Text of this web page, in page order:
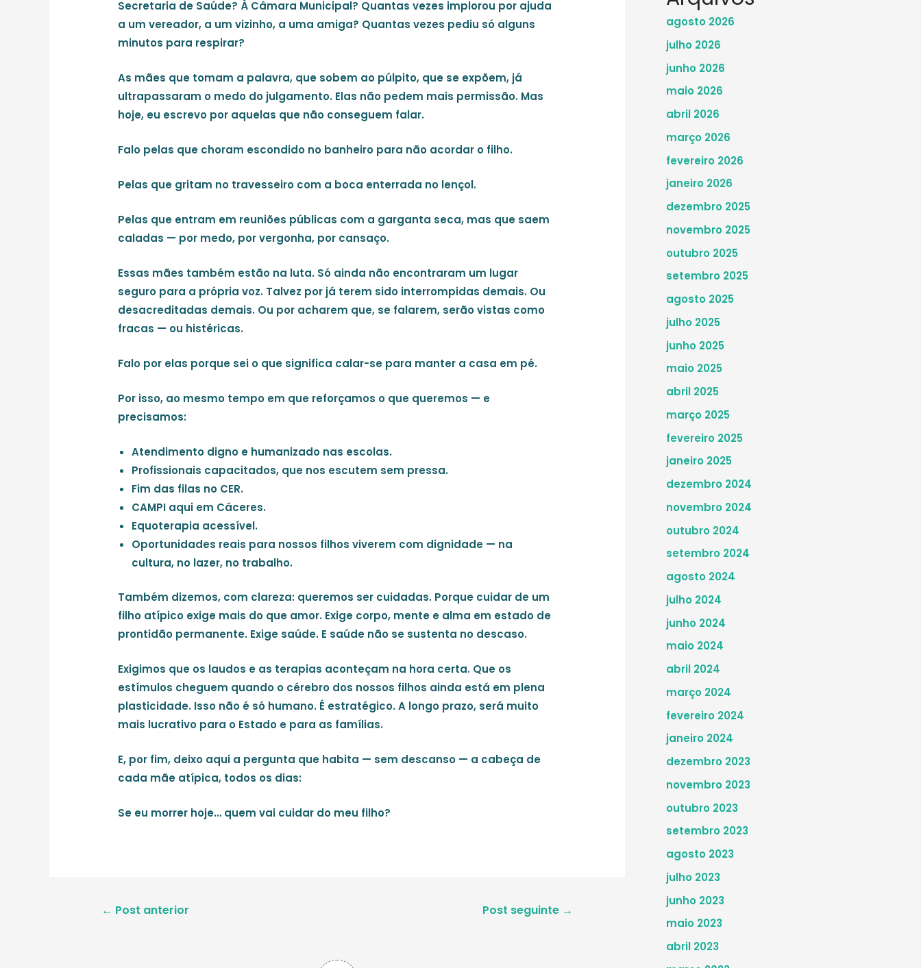
Secretaria de Saúde? À Câmara Municipal? Quantas vezes implorou por ajuda
a um vereador, a um vizinho, a uma amiga? Quantas vezes pediu só alguns
minutos para respirar?
As mães que tomam a palavra, que sobem ao púlpito, que se expõem, já
ultrapassaram o medo do julgamento. Elas não pedem mais permissão. Mas
hoje, eu escrevo por aquelas que não conseguem falar.
Falo pelas que choram escondido no banheiro para não acordar o filho.
Pelas que gritam no travesseiro com a boca enterrada no lençol.
Pelas que entram em reuniões públicas com a garganta seca, mas que saem
caladas — por medo, por vergonha, por cansaço.
Essas mães também estão na luta. Só ainda não encontraram um lugar
seguro para a própria voz. Talvez por já terem sido interrompidas demais. Ou
desacreditadas demais. Ou por acharem que, se falarem, serão vistas como
fracas — ou histéricas.
Falo por elas porque sei o que significa calar-se para manter a casa em pé.
Por isso, ao mesmo tempo em que reforçamos o que queremos — e
precisamos:
Atendimento digno e humanizado nas escolas.
Profissionais capacitados, que nos escutem sem pressa.
Fim das filas no CER.
CAMPI aqui em Cáceres.
Equoterapia acessível.
Oportunidades reais para nossos filhos viverem com dignidade — na
cultura, no lazer, no trabalho.
Também dizemos, com clareza: queremos ser cuidadas. Porque cuidar de um
filho atípico exige mais do que amor. Exige corpo, mente e alma em estado de
prontidão permanente. Exige saúde. E saúde não se sustenta no descaso.
Exigimos que os laudos e as terapias aconteçam na hora certa. Que os
estímulos cheguem quando o cérebro dos nossos filhos ainda está em plena
plasticidade. Isso não é só humano. É estratégico. A longo prazo, será muito
mais lucrativo para o Estado e para as famílias.
E, por fim, deixo aqui a pergunta que habita — sem descanso — a cabeça de
cada mãe atípica, todos os dias:
Se eu morrer hoje… quem vai cuidar do meu filho?
Navegação
← Post anterior Post seguinte →
agosto 2026
julho 2026
junho 2026
maio 2026
abril 2026
março 2026
fevereiro 2026
janeiro 2026
dezembro 2025
novembro 2025
outubro 2025
setembro 2025
agosto 2025
julho 2025
junho 2025
maio 2025
abril 2025
março 2025
fevereiro 2025
janeiro 2025
dezembro 2024
novembro 2024
outubro 2024
setembro 2024
agosto 2024
julho 2024
junho 2024
maio 2024
abril 2024
março 2024
fevereiro 2024
janeiro 2024
dezembro 2023
novembro 2023
outubro 2023
setembro 2023
agosto 2023
julho 2023
junho 2023
maio 2023
abril 2023